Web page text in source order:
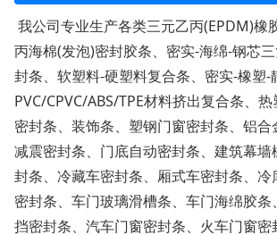
我公司专业生产各类三元乙丙(EPDM)橡
丙海棉(发泡)密封胶条、密实-海绵-钢芯
封条、软塑料-硬塑料复合条、密实-橡塑-
PVC/CPVC/ABS/TPE材料挤出复合条、热
密封条、装饰条、塑钢门窗密封条、铝
减震密封条、门底自动密封条、建筑幕
封条、冷藏车密封条、厢式车密封条、
密封条、车门玻璃滑槽条、车门海绵胶
挡密封条、汽车门窗密封条、火车门窗密